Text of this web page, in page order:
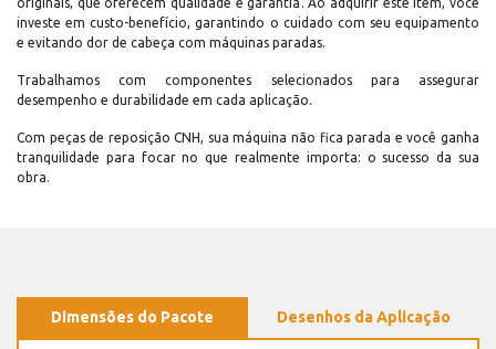
originais, que oferecem qualidade e garantia. Ao adquirir este item, você
investe em custo-benefício, garantindo o cuidado com seu equipamento
e evitando dor de cabeça com máquinas paradas.
Trabalhamos com componentes selecionados para assegurar
desempenho e durabilidade em cada aplicação.
Com peças de reposição CNH, sua máquina não fica parada e você ganha
tranquilidade para focar no que realmente importa: o sucesso da sua
obra.
Dimensões do Pacote Desenhos da Aplicação